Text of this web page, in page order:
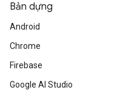
Bản dựng
Android
Chrome
Firebase
Google AI Studio